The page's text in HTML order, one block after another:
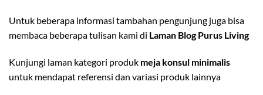
Untuk beberapa informasi tambahan pengunjung juga bisa
membaca beberapa tulisan kami di Laman Blog Purus Living
Kunjungi laman kategori produk meja konsul minimalis
untuk mendapat referensi dan variasi produk lainnya